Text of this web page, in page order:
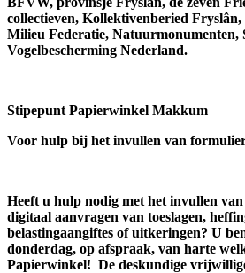
collectieven, Kollektivenberied
Milieu Federatie, Natuurmonumenten,
Vogelbescherming Nederland.
Stipepunt Papierwinkel Makkum
Voor hulp bij het invullen van
Heeft u hulp nodig met het invullen
digitaal aanvragen van toeslagen,
belastingaangiftes of uitkeringen? U
donderdag, op afspraak, van harte
Papierwinkel! De deskundige